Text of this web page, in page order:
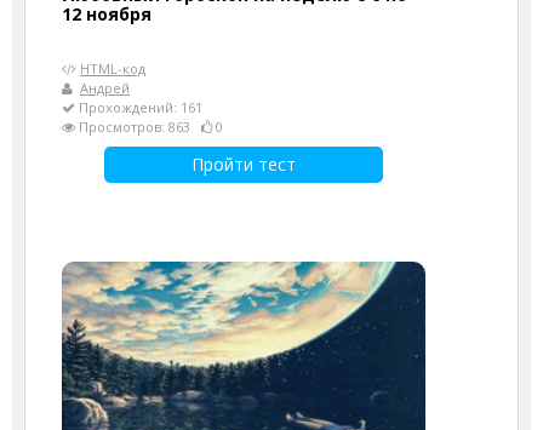
12 ноября
HTML-код
Андрей
Прохождений: 161
Просмотров: 863
0
Пройти тест